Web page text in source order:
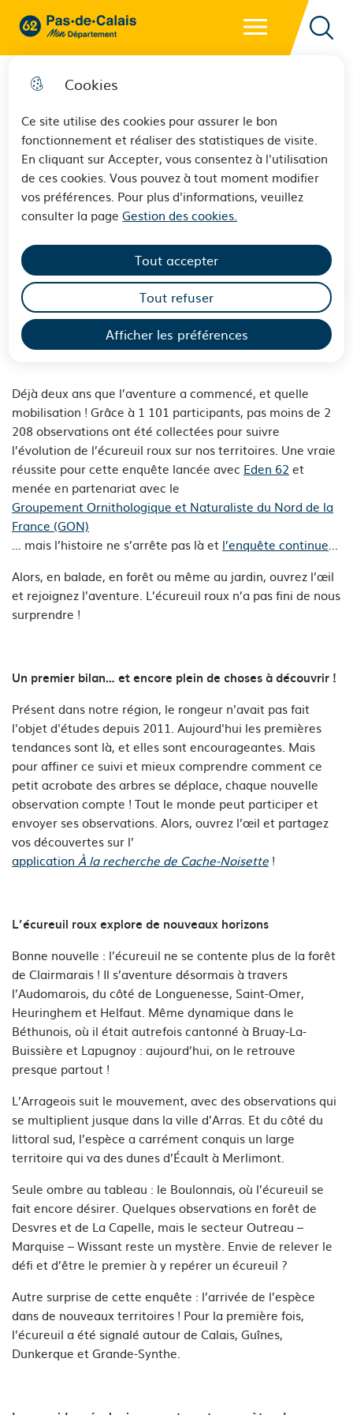
Cookies
Ce site utilise des cookies pour assurer le bon
fonctionnement et réaliser des statistiques de visite.
En cliquant sur Accepter, vous consentez à l'utilisation
de ces cookies. Vous pouvez à tout moment modifier
vos préférences. Pour plus d'informations, veuillez
consulter la pageGestion des cookies.
Afficher les préférences
Tout accepter
Tout refuser
62 - Pas-de-Calais Mon Département - Retour à l'accueil
L’enquête Écureuil avec Eden
62 continue : à vos
observations !
Déjà deux ans que l’aventure a commencé, et quelle
mobilisation ! Grâce à 1 101 participants, pas moins de 2
208 observations ont été collectées pour suivre
l’évolution de l’écureuil roux sur nos territoires. Une vraie
réussite pour cette enquête lancée avec Eden 62 et
menée en partenariat avec le
Groupement Ornithologique et Naturaliste du Nord de la
France (GON)
… mais l’histoire ne s’arrête pas là et l’enquête continue...
Alors, en balade, en forêt ou même au jardin, ouvrez l’œil
et rejoignez l’aventure. L’écureuil roux n’a pas fini de nous
surprendre !
Un premier bilan… et encore plein de choses à découvrir !
Présent dans notre région, le rongeur n'avait pas fait
l'objet d'études depuis 2011. Aujourd'hui les premières
tendances sont là, et elles sont encourageantes. Mais
pour affiner ce suivi et mieux comprendre comment ce
petit acrobate des arbres se déplace, chaque nouvelle
observation compte ! Tout le monde peut participer et
envoyer ses observations. Alors, ouvrez l’œil et partagez
vos découvertes sur l’
application À la recherche de Cache-Noisette !
L’écureuil roux explore de nouveaux horizons
Bonne nouvelle : l’écureuil ne se contente plus de la forêt
de Clairmarais ! Il s’aventure désormais à travers
l’Audomarois, du côté de Longuenesse, Saint-Omer,
Heuringhem et Helfaut. Même dynamique dans le
Béthunois, où il était autrefois cantonné à Bruay-La-
Buissière et Lapugnoy : aujourd’hui, on le retrouve
presque partout !
L’Arrageois suit le mouvement, avec des observations qui
se multiplient jusque dans la ville d’Arras. Et du côté du
littoral sud, l’espèce a carrément conquis un large
territoire qui va des dunes d’Écault à Merlimont.
Seule ombre au tableau : le Boulonnais, où l’écureuil se
fait encore désirer. Quelques observations en forêt de
Desvres et de La Capelle, mais le secteur Outreau –
Marquise – Wissant reste un mystère. Envie de relever le
défi et d’être le premier à y repérer un écureuil ?
Autre surprise de cette enquête : l’arrivée de l’espèce
dans de nouveaux territoires ! Pour la première fois,
l’écureuil a été signalé autour de Calais, Guînes,
Dunkerque et Grande-Synthe.